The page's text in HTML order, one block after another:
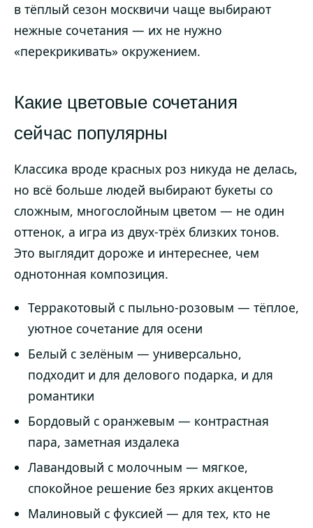
в тёплый сезон москвичи чаще выбирают
нежные сочетания — их не нужно
«перекрикивать» окружением.
Какие цветовые сочетания
сейчас популярны
Классика вроде красных роз никуда не делась,
но всё больше людей выбирают букеты со
сложным, многослойным цветом — не один
оттенок, а игра из двух-трёх близких тонов.
Это выглядит дороже и интереснее, чем
однотонная композиция.
Терракотовый с пыльно-розовым — тёплое,
уютное сочетание для осени
Белый с зелёным — универсально,
подходит и для делового подарка, и для
романтики
Бордовый с оранжевым — контрастная
пара, заметная издалека
Лавандовый с молочным — мягкое,
спокойное решение без ярких акцентов
Малиновый с фуксией — для тех, кто не